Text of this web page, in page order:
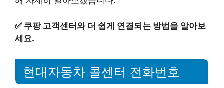
✅ 쿠팡 고객센터와 더 쉽게 연결되는 방법을 알아보
세요.
현대자동차 콜센터 전화번호